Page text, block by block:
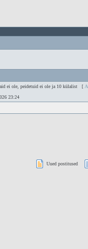
ei ole, peidetuid ei ole ja 10 külalist [
23:24
Uued postitused